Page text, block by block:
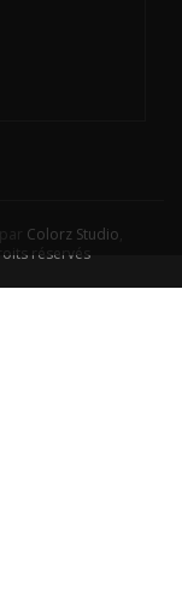
Colorz Studio
réservés